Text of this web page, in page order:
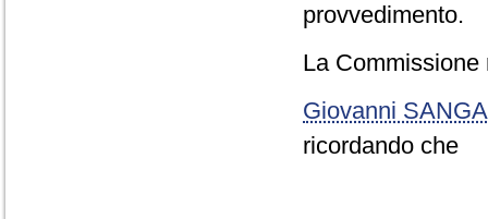
provvedimento.
La
Giovanni SANGA
ricordando che